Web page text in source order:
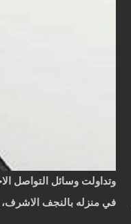
وتداولت وسائل التواصل
في منزله بالنجف الاشرف،